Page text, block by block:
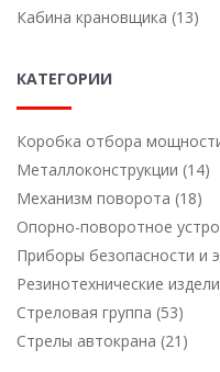
Кабина крановщика (13)
КАТЕГОРИИ
Коробка отбора
Металлоконструкции (14)
Механизм поворота (18)
Опорно-поворотное
Приборы безопасности и
Резинотехнические
Стреловая группа (53)
Стрелы автокрана (21)